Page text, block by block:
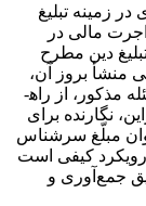
زمینه تبلیغ
مالی در
تبلیغ دین مطرح
منشأ بروز آن،
امکان ندارد. بررسی مواجهه بانوان مبلّغ با مسئله مذکور، از راه­
نگارنده برای
مبلّغ سرشناس
کیفی است
جمع‌آوری و